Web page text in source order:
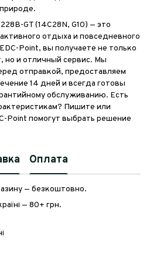
GT (14C28N, G10) — это
отдыха и повседневного
Point, вы получаете не только
но и отличный сервис. Мы
отправкой, предоставляем
14 дней и всегда готовы
обслуживанию. Есть
Пишите или
Point помогут выбрать решение
Оплата
— безкоштовно.
— 80+ грн.